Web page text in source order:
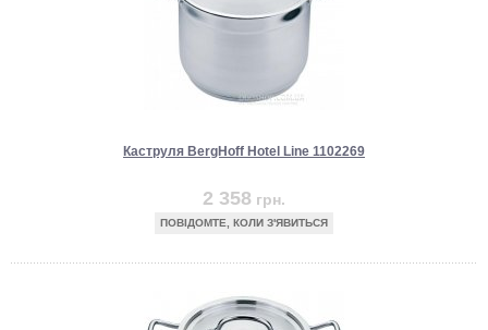
Каструля BergHoff Hotel Line 1102269
2 358 грн.
ПОВІДОМТЕ, КОЛИ З'ЯВИТЬСЯ